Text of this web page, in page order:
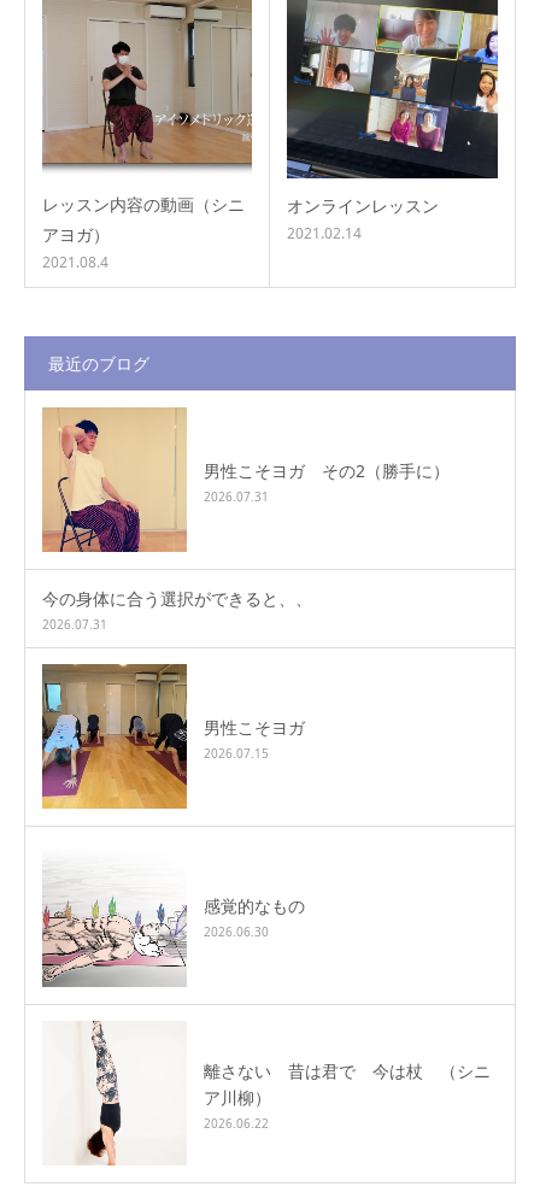
レッスン内容の動画（シニ
アヨガ）
2021.08.4
オンラインレッスン
2021.02.14
最近のブログ
男性こそヨガ その2（勝手に）
2026.07.31
今の身体に合う選択ができると、、
2026.07.31
男性こそヨガ
2026.07.15
感覚的なもの
2026.06.30
離さない 昔は君で 今は杖 （シニ
ア川柳）
2026.06.22